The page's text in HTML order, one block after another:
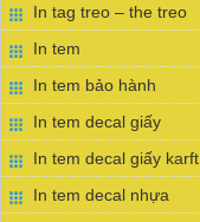
In tag treo – the treo
In tem
In tem bảo hành
In tem decal giấy
In tem decal giấy karft
In tem decal nhựa